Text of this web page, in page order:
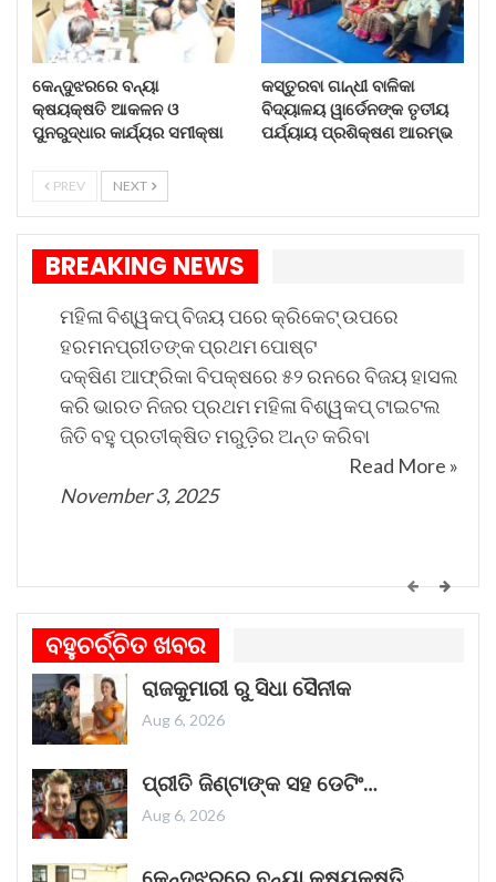
କେନ୍ଦୁଝରରେ ବନ୍ୟା
କ୍ଷୟକ୍ଷତି ଆକଳନ ଓ
ପୁନରୁଦ୍ଧାର କାର୍ଯ୍ୟର ସମୀକ୍ଷା
କସ୍ତୁରବା ଗାନ୍ଧୀ ବାଳିକା
ବିଦ୍ୟାଳୟ ୱାର୍ଡେନଙ୍କ ତୃତୀୟ
ପର୍ଯ୍ୟାୟ ପ୍ରଶିକ୍ଷଣ ଆରମ୍ଭ
PREV NEXT
BREAKING NEWS
ମହିଳା ବିଶ୍ୱକପ୍ ବିଜୟ ପରେ କ୍ରିକେଟ୍ ଉପରେ
ହରମନପ୍ରୀତଙ୍କ ପ୍ରଥମ ପୋଷ୍ଟ
ଦକ୍ଷିଣ ଆଫ୍ରିକା ବିପକ୍ଷରେ ୫୨ ରନରେ ବିଜୟ ହାସଲ
କରି ଭାରତ ନିଜର ପ୍ରଥମ ମହିଳା ବିଶ୍ୱକପ୍ ଟାଇଟଲ
ଜିତି ବହୁ ପ୍ରତୀକ୍ଷିତ ମରୁଡ଼ିର ଅନ୍ତ କରିବା
Read More »
November 3, 2025
କେମିତି ଚାଲିଛି କଟକ ଐତିହାସିକ ବାଲିଯାତ୍ରା ପ୍ରସ୍ତୁତି
ଗୀତଟି କାନରେ ପଡ଼ିଲେ, ଆଖି ଆଗରେ ନାଚିଯାଏ
ଓଡ଼ିଶାର ନୌବାଣିଜ୍ୟ ପରମ୍ପରା । ଓଡ଼ିଶାର ପ୍ରାଚୀନ
ନାମ କଳିଙ୍ଗ । ପ୍ରାଚୀନ କଳିଙ୍ଗକୁ ସମୃଦ୍ଧ କରିଥିଲା
ନୌବାଣିଜ୍ୟ
ବହୁଚର୍ଚ୍ଚିତ ଖବର
ରାଜକୁମାରୀ ରୁ ସିଧା ସୈନୀକ
Aug 6, 2026
ପ୍ରୀତି ଜିଣ୍ଟାଙ୍କ ସହ ଡେଟିଂ…
Aug 6, 2026